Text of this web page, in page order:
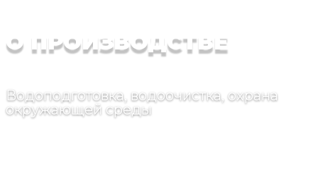
О ПРОИЗВОДСТВЕ
Водоподготовка, водоочистка, охрана
окружающей среды